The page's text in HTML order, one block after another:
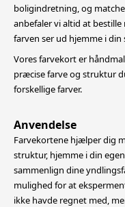
boligindretning,og
anbefaler vi altid at
farven ser ud hjemme i din
Vores farvekort er
præcise farve og struktur
forskellige farver.
Anvendelse
Farvekortene hjælper dig
struktur, hjemme i din
sammenlign dine
mulighed for at
ikke havde regnet med,